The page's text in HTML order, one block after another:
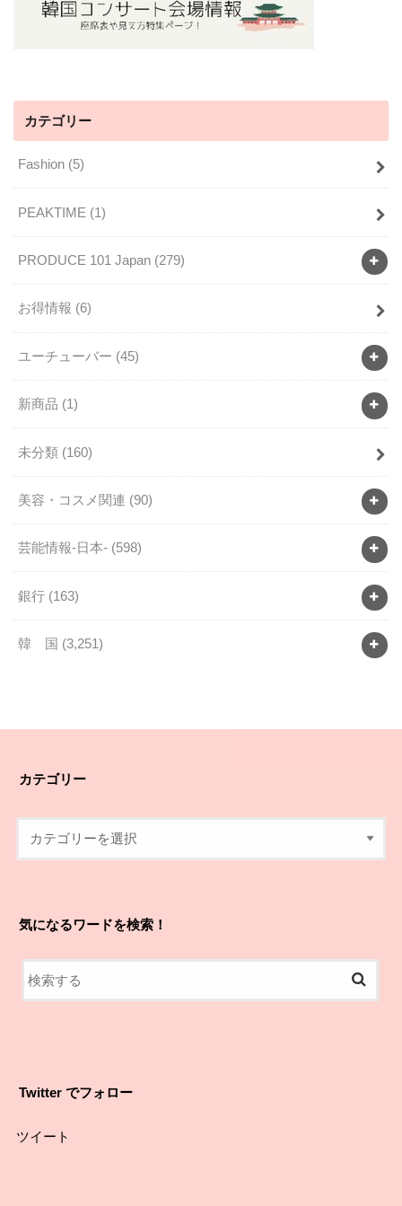
カテゴリー
Fashion (5)
PEAKTIME (1)
PRODUCE 101 Japan (279)
お得情報 (6)
ユーチューバー (45)
新商品 (1)
未分類 (160)
美容・コスメ関連 (90)
芸能情報-日本- (598)
銀行 (163)
韓 国 (3,251)
カテゴリー
気になるワードを検索！
Twitter でフォロー
ツイート